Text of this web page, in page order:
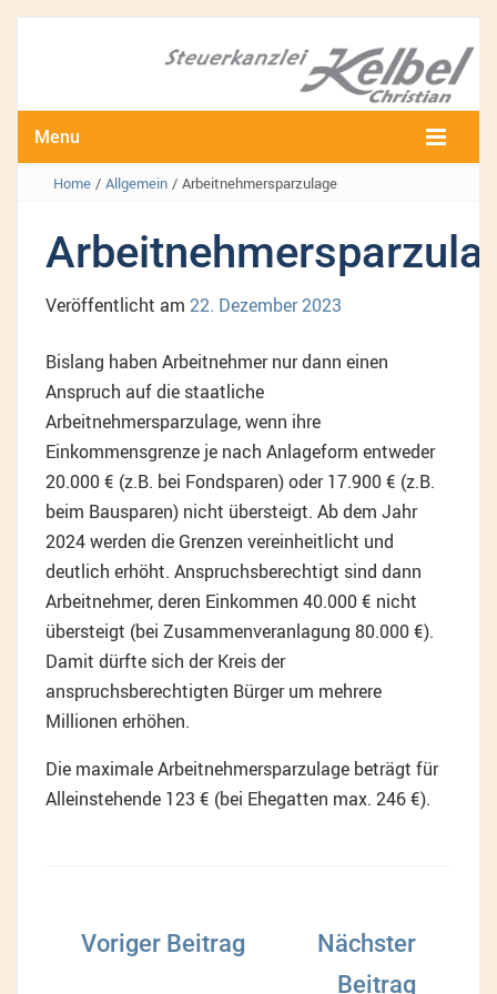
Menu
Home / Allgemein / Arbeitnehmersparzulage
Veröffentlicht am 22. Dezember 2023
Bislang haben Arbeitnehmer nur dann einen
Anspruch auf die staatliche
Arbeitnehmersparzulage, wenn ihre
Einkommensgrenze je nach Anlageform entweder
20.000 € (z.B. bei Fondsparen) oder 17.900 € (z.B.
beim Bausparen) nicht übersteigt. Ab dem Jahr
2024 werden die Grenzen vereinheitlicht und
deutlich erhöht. Anspruchsberechtigt sind dann
Arbeitnehmer, deren Einkommen 40.000 € nicht
übersteigt (bei Zusammenveranlagung 80.000 €).
Damit dürfte sich der Kreis der
anspruchsberechtigten Bürger um mehrere
Millionen erhöhen.
Die maximale Arbeitnehmersparzulage beträgt für
Alleinstehende 123 € (bei Ehegatten max. 246 €).